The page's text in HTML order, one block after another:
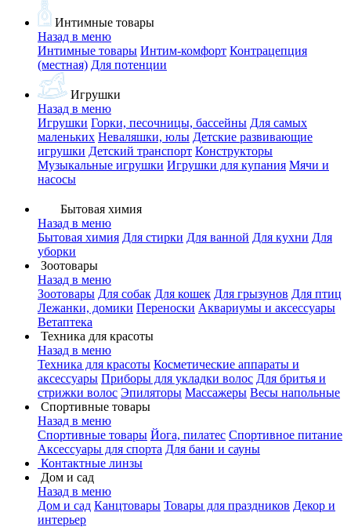
Интимные товары
Назад в меню
Интимные товары Интим-комфорт Контрацепция
(местная) Для потенции
Игрушки
Назад в меню
Игрушки Горки, песочницы, бассейны Для самых
маленьких Неваляшки, юлы Детские развивающие
игрушки Детский транспорт Конструкторы
Музыкальные игрушки Игрушки для купания Мячи и
насосы
Бытовая химия
Назад в меню
Бытовая химия Для стирки Для ванной Для кухни Для
уборки
Зоотовары
Назад в меню
Зоотовары Для собак Для кошек Для грызунов Для птиц
Лежанки, домики Переноски Аквариумы и аксессуары
Ветаптека
Техника для красоты
Назад в меню
Техника для красоты Косметические аппараты и
аксессуары Приборы для укладки волос Для бритья и
стрижки волос Эпиляторы Массажеры Весы напольные
Спортивные товары
Назад в меню
Спортивные товары Йога, пилатес Спортивное питание
Аксессуары для спорта Для бани и сауны
Контактные линзы
Дом и сад
Назад в меню
Дом и сад Канцтовары Товары для праздников Декор и
интерьер